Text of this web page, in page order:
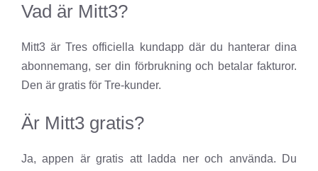
Vad är Mitt3?
Mitt3 är Tres officiella kundapp där du hanterar dina
abonnemang, ser din förbrukning och betalar fakturor.
Den är gratis för Tre-kunder.
Är Mitt3 gratis?
Ja, appen är gratis att ladda ner och använda. Du